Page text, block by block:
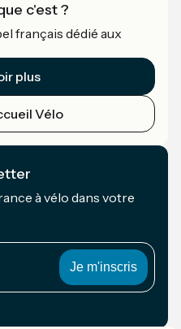
c'est ?
français dédié aux
plus
Vélo
à vélo dans votre